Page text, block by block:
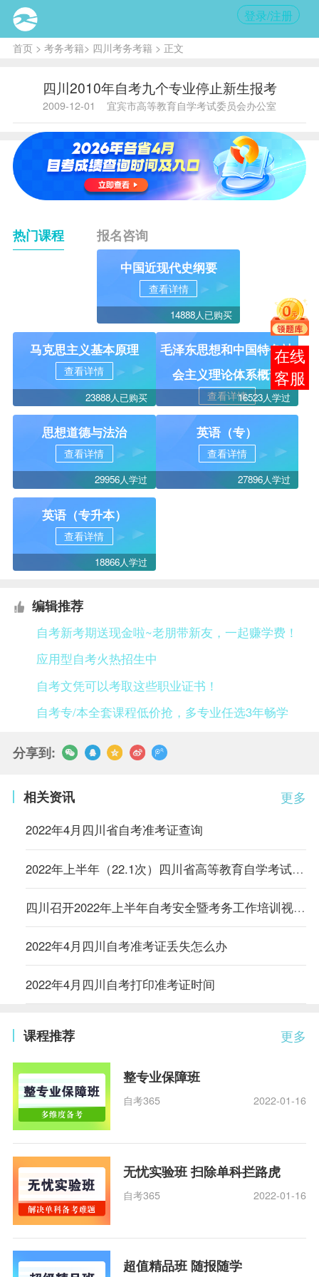
登录/注册
首页> 考务考籍> 四川考务考籍 > 正文
四川2010年自考九个专业停止新生报考
2009-12-01 宜宾市高等教育自学考试委员会办公室
热门课程 报名咨询
中国近现代史纲要
查看详情
14888人已购买
马克思主义基本原理
查看详情
23888人已购买
毛泽东思想和中国特色社
会主义理论体系概论
查看详情16523人学过
思想道德与法治
查看详情
29956人学过
英语（专）
查看详情
27896人学过
英语（专升本）
查看详情
18866人学过
编辑推荐
自考新考期送现金啦~老朋带新友，一起赚学费！
应用型自考火热招生中
自考文凭可以考取这些职业证书！
自考专/本全套课程低价抢，多专业任选3年畅学
分享到:
更多
相关资讯
2022年4月四川省自考准考证查询
2022年上半年（22.1次）四川省高等教育自学考试通告（二）
四川召开2022年上半年自考安全暨考务工作培训视频会议
2022年4月四川自考准考证丢失怎么办
2022年4月四川自考打印准考证时间
更多
课程推荐
整专业保障班
自考365 2022-01-16
无忧实验班 扫除单科拦路虎
自考365 2022-01-16
超值精品班 随报随学
在线
客服